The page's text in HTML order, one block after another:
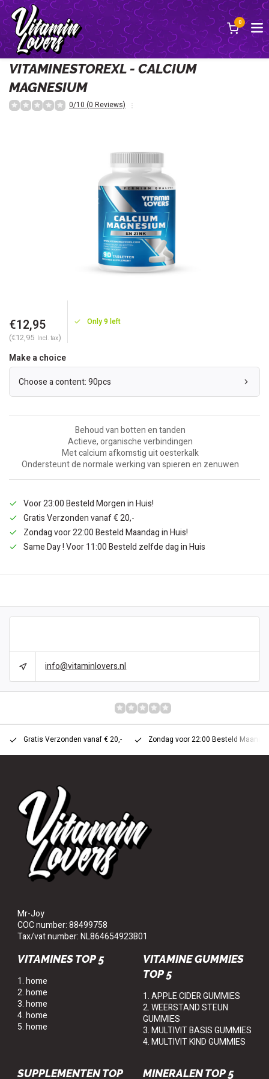
0
Back
VITAMINESTOREXL - CALCIUM
MAGNESIUM
0/10 (0 Reviews)
€12,95
(€12,95 Incl. tax)
Only 9 left
Make a choice
Choose a content: 90pcs
Behoud van botten en tanden
Actieve, organische verbindingen
Met calcium afkomstig uit oesterkalk
Ondersteunt de normale werking van spieren en zenuwen
Voor 23:00 Besteld Morgen in Huis!
Gratis Verzonden vanaf € 20,-
Zondag voor 22:00 Besteld Maandag in Huis!
Same Day ! Voor 11:00 Besteld zelfde dag in Huis
info@vitaminlovers.nl
Gratis Verzonden vanaf € 20,- Zondag voor 22:00 Besteld
Mr-Joy
COC number: 88499758
Tax/vat number: NL864654923B01
VITAMINES TOP 5
1. home
2. home
3. home
4. home
5. home
VITAMINE GUMMIES
TOP 5
1. APPLE CIDER GUMMIES
2. WEERSTAND STEUN
GUMMIES
3. MULTIVIT BASIS GUMMIES
4. MULTIVIT KIND GUMMIES
SUPPLEMENTEN TOP MINERALEN TOP 5